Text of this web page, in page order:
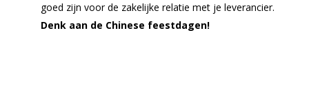
goed zijn voor de zakelijke relatie met je leverancier.
Denk aan de Chinese feestdagen!